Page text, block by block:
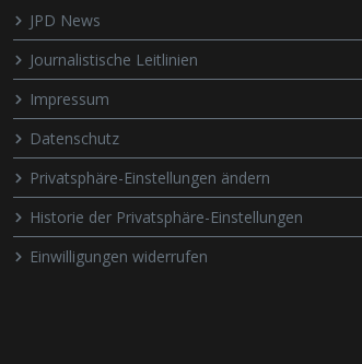
JPD News
Journalistische Leitlinien
Impressum
Datenschutz
Privatsphäre-Einstellungen ändern
Historie der Privatsphäre-Einstellungen
Einwilligungen widerrufen